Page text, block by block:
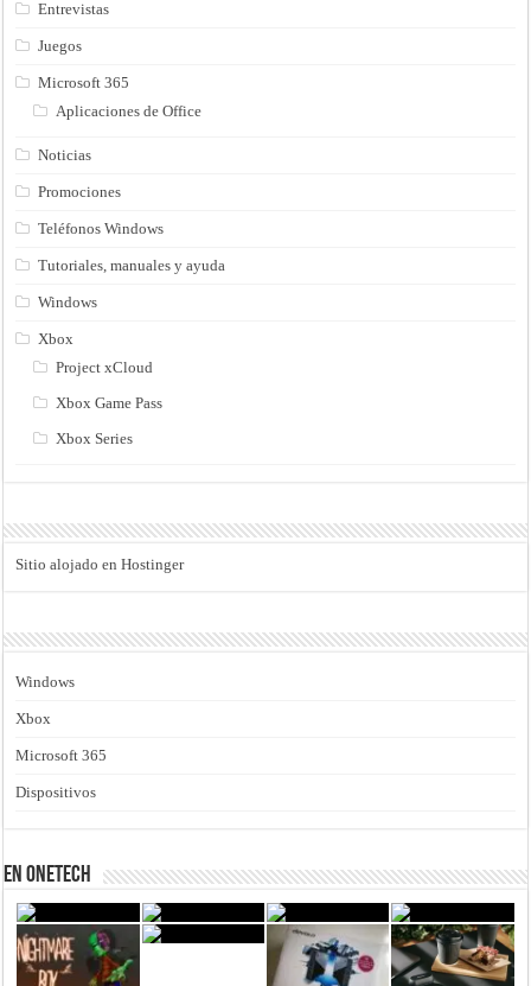
Entrevistas
Juegos
Microsoft 365
Aplicaciones de Office
Noticias
Promociones
Teléfonos Windows
Tutoriales, manuales y ayuda
Windows
Xbox
Project xCloud
Xbox Game Pass
Xbox Series
Sitio alojado en Hostinger
Windows
Xbox
Microsoft 365
Dispositivos
En Onetech